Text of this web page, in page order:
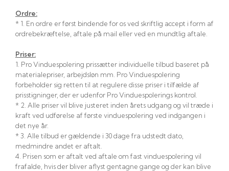
Ordre:
* 1. En ordre er først bindende for os ved skriftlig accept i form af
ordrebekræftelse, aftale på mail eller ved en mundtlig aftale.
Priser:
1. Pro Vinduespolering prissætter individuelle tilbud baseret på
materialepriser, arbejdsløn mm. Pro Vinduespolering
forbeholder sig retten til at regulere disse priser i tilfælde af
prisstigninger, der er udenfor Pro Vinduespolerings kontrol.​
​* 2. Alle priser vil blive justeret inden årets udgang og vil træde i
kraft ved udførelse af første vinduespolering ved indgangen i
det nye år.​
​* 3. Alle tilbud er gældende i 30 dage fra udstedt dato,
medmindre andet er aftalt.​
​4. Prisen som er aftalt ved aftale om fast vinduespolering vil
frafalde, hvis der bliver aflyst gentagne gange og der kan blive